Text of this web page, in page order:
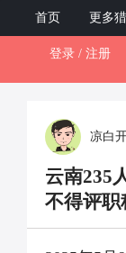
ZCB12345.com
首页 更多
登录 / 注册
凉白
云南235
不得评职